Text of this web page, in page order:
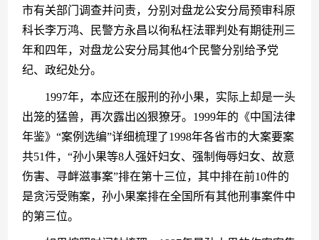
市有关部门调查并问责，分别对盘龙公安分局预审科原
科长李万鸿、民警方永昌以徇私枉法罪判处有期徒刑三
年和四年，对盘龙公安分局其他4个民警分别给予党
纪、政纪处分。
1997年，本应还在服刑的孙小果，实际上却是一头
出笼的猛兽，再次露出凶狠獠牙。1999年的《中国法律
年鉴》“案例选编”详细梳理了1998年各省市的大案要案
共51件，“孙小果等8人强奸妇女、强制侮辱妇女、故意
伤害、寻衅滋事案”排在第十三位，其中排在前10件的
是贪污受贿案，孙小果案排在全国所有其他刑事案件中
的第三位。